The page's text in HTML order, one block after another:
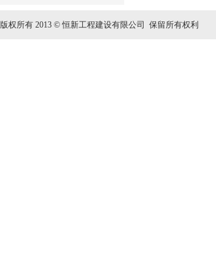
版权所有 2013 © 恒新工程建设有限公司 保留所有权利